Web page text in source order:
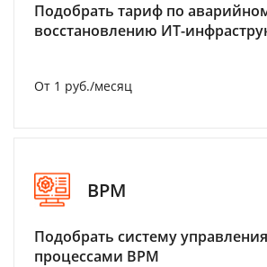
Подобрать тариф по
восстановлению ИТ-
От 1 руб./месяц
BPM
Подобрать систему
процессами BPM